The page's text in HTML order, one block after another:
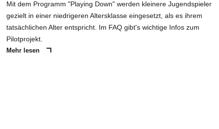
Mit dem Programm "Playing Down" werden kleinere Jugendspieler
gezielt in einer niedrigeren Altersklasse eingesetzt, als es ihrem
tatsächlichen Alter entspricht. Im FAQ gibt's wichtige Infos zum
Pilotprojekt.
Mehr lesen